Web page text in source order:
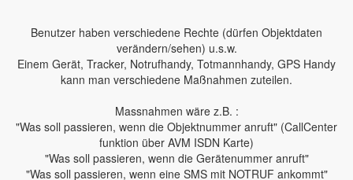
Benutzer haben verschiedene Rechte (dürfen Objektdaten
verändern/sehen) u.s.w.
Einem Gerät, Tracker, Notrufhandy, Totmannhandy, GPS Handy
kann man verschiedene Maßnahmen zuteilen.
Massnahmen wäre z.B. :
"Was soll passieren, wenn die Objektnummer anruft" (CallCenter
funktion über AVM ISDN Karte)
"Was soll passieren, wenn die Gerätenummer anruft"
"Was soll passieren, wenn eine SMS mit NOTRUF ankommt"